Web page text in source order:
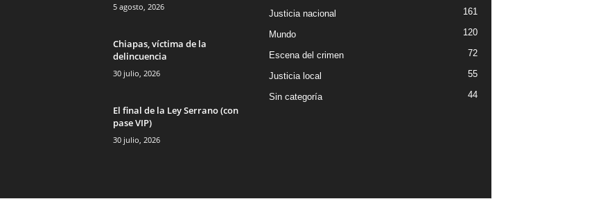
5 agosto, 2026
Chiapas, víctima de la
delincuencia
30 julio, 2026
El final de la Ley Serrano (con
pase VIP)
30 julio, 2026
Justicia nacional 161
Mundo 120
Escena del crimen 72
Justicia local 55
Sin categoría 44